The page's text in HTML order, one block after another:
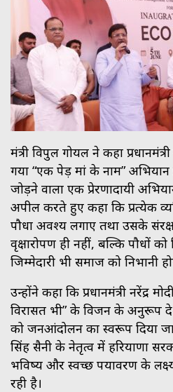
मंत्री विपुल गोयल ने कहा
गया “एक पेड़ मां के नाम”
जोड़ने वाला एक प्रेरणादायी
अपील करते हुए कहा कि प्रत्येक
पौधा अवश्य लगाए तथा उसके
वृक्षारोपण ही नहीं, बल्कि पौधों
जिम्मेदारी भी समाज को निभानी
उन्होंने कहा कि प्रधानमंत्री नरेंद्र
विरासत भी” के विजन के अनुरूप
को जनआंदोलन का स्वरूप दिया जा
सिंह सैनी के नेतृत्व में हरियाणा
भविष्य और स्वच्छ पर्यावरण के
रही है।